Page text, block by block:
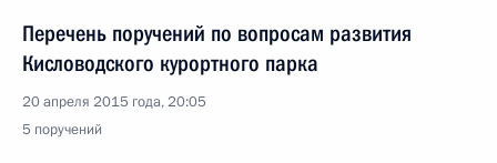
Перечень поручений по вопросам развития
Кисловодского курортного парка
20 апреля 2015 года, 20:05
5 поручений